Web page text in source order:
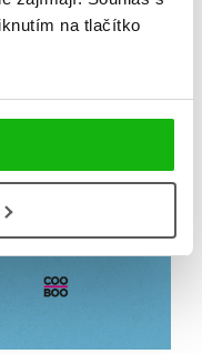
na tlačítko